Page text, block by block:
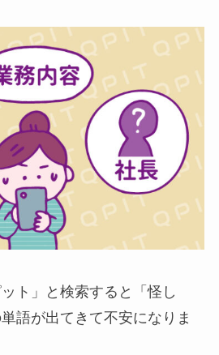
ト」と検索すると「怪し
語が出てきて不安になりま